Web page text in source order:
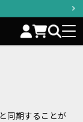
同期することが